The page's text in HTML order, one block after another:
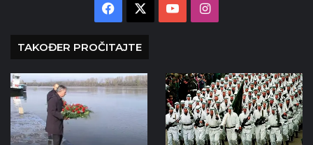
Facebook YouTubeInstagram
TAKOĐER PROČITAJTE